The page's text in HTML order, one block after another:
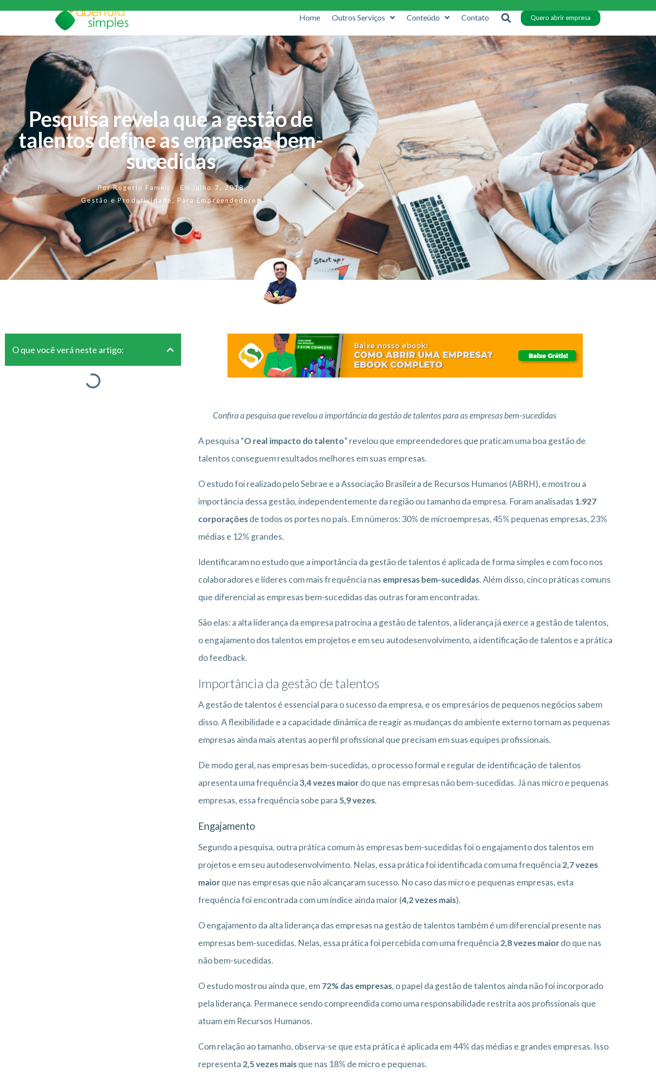
Home Outros Serviços Conteúdo Contato Quero abrir empresa
Pesquisa revela que a gestão de
talentos define as empresas bem-
sucedidas
PorRogerio Fameli Em julho 7, 2018
Gestão e Produtividade, Para Empreendedores
O que você verá neste artigo:
Confira a pesquisa que revelou a importância da gestão de talentos para as empresas bem-sucedidas
A pesquisa “O real impacto do talento” revelou que empreendedores que praticam uma boa gestão de
talentos conseguem resultados melhores em suas empresas.
O estudo foi realizado pelo Sebrae e a Associação Brasileira de Recursos Humanos (ABRH), e mostrou a
importância dessa gestão, independentemente da região ou tamanho da empresa. Foram analisadas 1.927
corporaçõesde todos os portes no país. Em números: 30% de microempresas, 45% pequenas empresas, 23%
médias e 12% grandes.
Identificaram no estudo que a importância da gestão de talentos é aplicada de forma simples e com foco nos
colaboradores e líderes com mais frequência nas empresas bem-sucedidas. Além disso, cinco práticas comuns
que diferencial as empresas bem-sucedidas das outras foram encontradas.
São elas: a alta liderança da empresa patrocina a gestão de talentos, a liderança já exerce a gestão de talentos,
o engajamento dos talentos em projetos e em seu autodesenvolvimento, a identificação de talentos e a prática
do feedback.
Importância da gestão de talentos
A gestão de talentos é essencial para o sucesso da empresa, e os empresários de pequenos negócios sabem
disso. A flexibilidade e a capacidade dinâmica de reagir as mudanças do ambiente externo tornam as pequenas
empresas ainda mais atentas ao perfil profissional que precisam em suas equipes profissionais.
De modo geral, nas empresas bem-sucedidas, o processo formal e regular de identificação de talentos
apresenta uma frequência3,4 vezes maiordo que nas empresas não bem-sucedidas. Já nas micro e pequenas
empresas, essa frequência sobe para 5,9 vezes.
Engajamento
Segundo a pesquisa, outra prática comum às empresas bem-sucedidas foi o engajamento dos talentos em
projetos e em seu autodesenvolvimento. Nelas, essa prática foi identificada com uma frequência 2,7 vezes
maiorque nas empresas que não alcançaram sucesso. No caso das micro e pequenas empresas, esta
frequência foi encontrada com um índice ainda maior (4,2 vezes mais).
O engajamento da alta liderança das empresas na gestão de talentos também é um diferencial presente nas
empresas bem-sucedidas. Nelas, essa prática foi percebida com uma frequência 2,8 vezes maiordo que nas
não bem-sucedidas.
O estudo mostrou ainda que, em72% das empresas, o papel da gestão de talentos ainda não foi incorporado
pela liderança. Permanece sendo compreendida como uma responsabilidade restrita aos profissionais que
atuam em Recursos Humanos.
Com relação ao tamanho, observa-se que esta prática é aplicada em 44% das médias e grandes empresas. Isso
representa 2,5 vezes maisque nas 18% de micro e pequenas.